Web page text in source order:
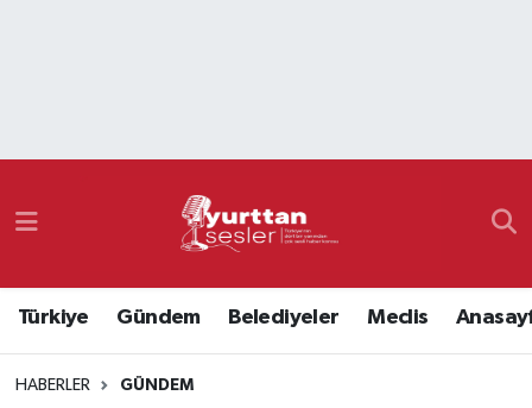
Türkiye Gündem Belediyeler Meclis
HABERLER GÜNDEM
Namaz Vakitleri
Süper Lig Puan Durumu ve Fikstür
Tüm Manşetler